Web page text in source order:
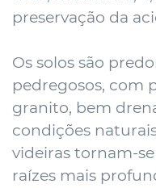
preservação da
Os solos são
pedregosos, com
granito, bem
condições
videiras tornam-
raízes mais